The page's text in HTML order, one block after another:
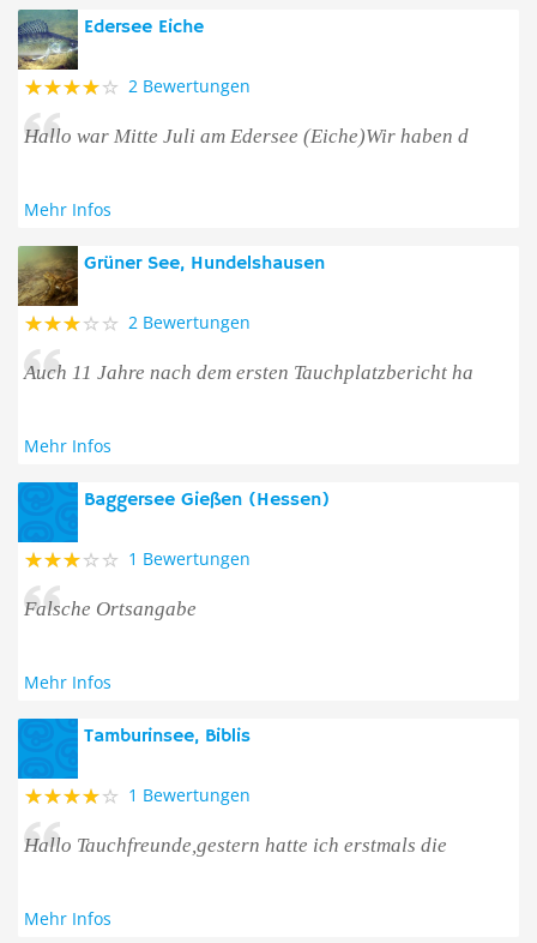
Edersee Eiche
2 Bewertungen
Hallo war Mitte Juli am Edersee (Eiche)Wir haben d
Mehr Infos
Grüner See, Hundelshausen
2 Bewertungen
Auch 11 Jahre nach dem ersten Tauchplatzbericht ha
Mehr Infos
Baggersee Gießen (Hessen)
1 Bewertungen
Falsche Ortsangabe
Mehr Infos
Tamburinsee, Biblis
1 Bewertungen
Hallo Tauchfreunde,gestern hatte ich erstmals die
Mehr Infos